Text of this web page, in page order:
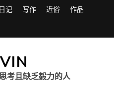
日记 写作 近俗 作品
考且缺乏毅力的人